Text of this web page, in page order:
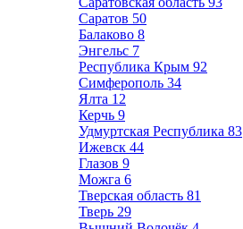
Саратов 50
Балаково 8
Энгельс 7
Республика Крым 92
Симферополь 34
Ялта 12
Керчь 9
Удмуртская Республика 83
Ижевск 44
Глазов 9
Можга 6
Тверская область 81
Тверь 29